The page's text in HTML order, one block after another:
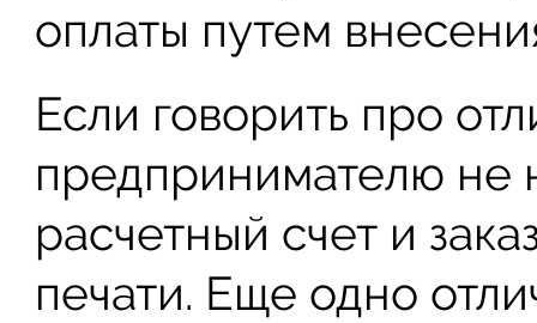
оплаты путем
Если говорить про
предпринимателю не
расчетный счет и
печати. Еще одно